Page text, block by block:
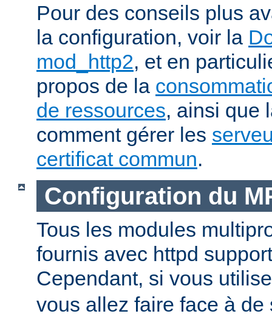
Pour des conseils plus
la configuration, voir la
mod_http2, et en
propos de la
de ressources, ainsi que
comment gérer les
certificat commun.
Configuration du
Tous les modules
fournis avec httpd
Cependant, si vous
vous allez faire face à